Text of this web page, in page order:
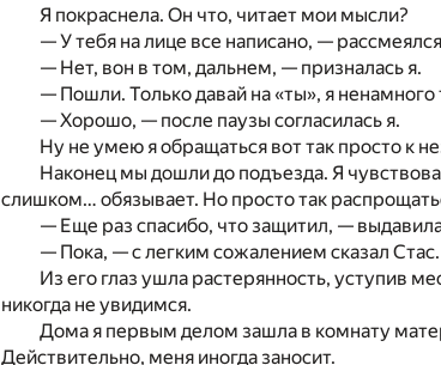
Я покраснела. Он что, читает мои мысли?
— У тебя на лице все написано, —
— Нет, вон в том, дальнем, — призналась я.
— Пошли. Только давай на «ты», я ненамного
— Хорошо, — после паузы согласилась я.
Ну не умею я обращаться вот так просто к
Наконец мы дошли до подъезда. Я
слишком… обязывает. Но просто так
— Еще раз спасибо, что защитил, —
— Пока, — с легким сожалением сказал Стас.
Из его глаз ушла растерянность, уступив
никогда не увидимся.
Дома я первым делом зашла в комнату
Действительно, меня иногда заносит.